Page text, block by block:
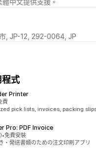
中文提供支援。
, JP-12, 292-0064, JP
式
Printer
費
pick lists, invoices, packing
Pro: PDF Invoice
價
•免費安裝
・発送書類のための注文印刷アプリ